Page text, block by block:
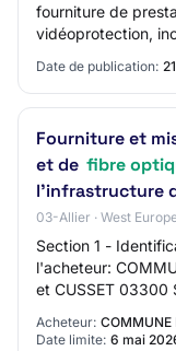
fourniture de
vidéoprotection,
Date de publication:
Fourniture et
et de fibre
l’infrastructure
03-Allier · West
Section 1 -
l'acheteur:
et CUSSET 03300
Acheteur: COMMUNE
Date limite: 6 mai